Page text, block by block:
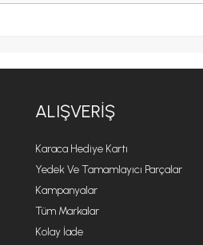
ALIŞVERIŞ
Karaca Hediye Kartı
Yedek Ve Tamamlayıcı Parçalar
Kampanyalar
Tüm Markalar
Kolay İade